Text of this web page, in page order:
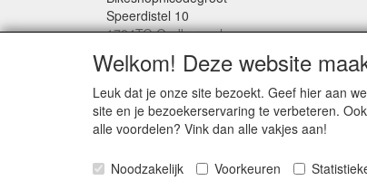
Speerdistel 10
1724TG Oudkarspel
info@bikeshopnicodegroot.nl
Telefoon: 0226-320357
Mobiel: 06-46281263
Welkom! Deze website
Leuk dat je onze site bezoekt. Geef hier aan
site en je bezoekerservaring te verbeteren.
alle voordelen? Vink dan alle vakjes aan!
Noodzakelijk Voorkeuren